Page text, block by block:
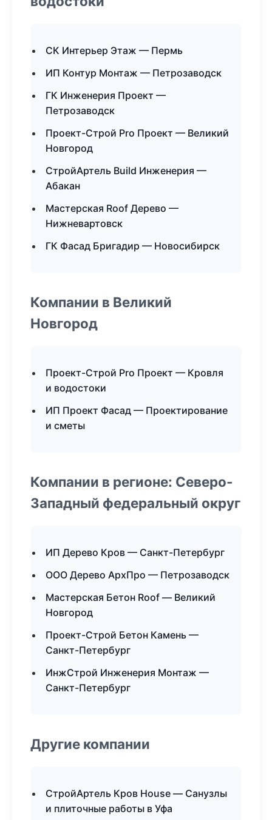
СК Интерьер Этаж — Пермь
ИП Контур Монтаж — Петрозаводск
ГК Инженерия Проект —
Петрозаводск
Проект-Строй Pro Проект — Великий
Новгород
СтройАртель Build Инженерия —
Абакан
Мастерская Roof Дерево —
Нижневартовск
ГК Фасад Бригадир — Новосибирск
Компании в Великий
Новгород
Проект-Строй Pro Проект — Кровля
и водостоки
ИП Проект Фасад — Проектирование
и сметы
Компании в регионе: Северо-
Западный федеральный округ
ИП Дерево Кров — Санкт-Петербург
ООО Дерево АрхПро — Петрозаводск
Мастерская Бетон Roof — Великий
Новгород
Проект-Строй Бетон Камень —
Санкт-Петербург
ИнжСтрой Инженерия Монтаж —
Санкт-Петербург
Другие компании
СтройАртель Кров House — Санузлы
и плиточные работы в Уфа